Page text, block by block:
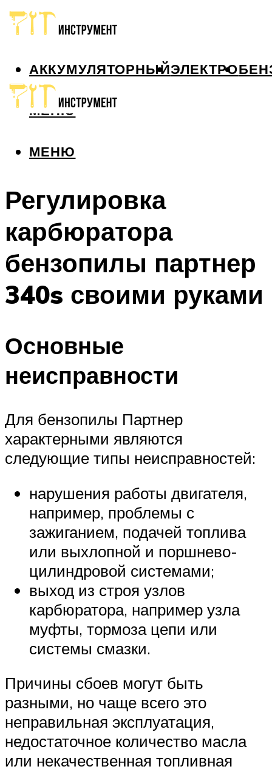
АККУМУЛЯТОРНЫЙЭЛЕКТРО
МЕНЮ
МЕНЮ
Регулировка
карбюратора
бензопилы партнер
340s своими руками
Основные
неисправности
Для бензопилы Партнер
характерными являются
следующие типы неисправностей:
нарушения работы двигателя,
например, проблемы с
зажиганием, подачей топлива
или выхлопной и поршнево-
цилиндровой системами;
выход из строя узлов
карбюратора, например узла
муфты, тормоза цепи или
системы смазки.
Причины сбоев могут быть
разными, но чаще всего это
неправильная эксплуатация,
недостаточное количество масла
или некачественная топливная